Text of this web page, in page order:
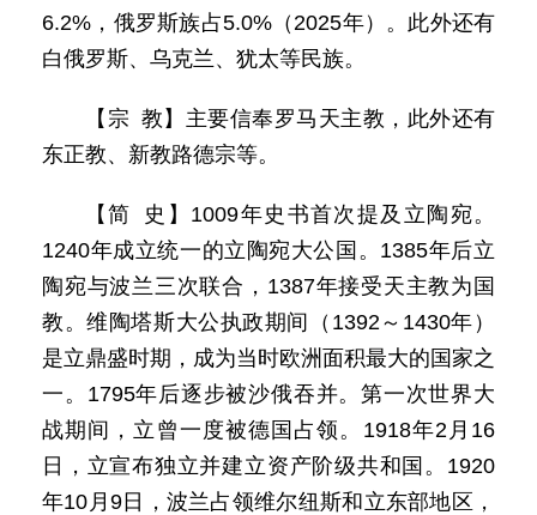
6.2%，俄罗斯族占5.0%（2025年）。此外还有
白俄罗斯、乌克兰、犹太等民族。
【宗 教】主要信奉罗马天主教，此外还有
东正教、新教路德宗等。
【简 史】1009年史书首次提及立陶宛。
1240年成立统一的立陶宛大公国。1385年后立
陶宛与波兰三次联合，1387年接受天主教为国
教。维陶塔斯大公执政期间（1392～1430年）
是立鼎盛时期，成为当时欧洲面积最大的国家之
一。1795年后逐步被沙俄吞并。第一次世界大
战期间，立曾一度被德国占领。1918年2月16
日，立宣布独立并建立资产阶级共和国。1920
年10月9日，波兰占领维尔纽斯和立东部地区，